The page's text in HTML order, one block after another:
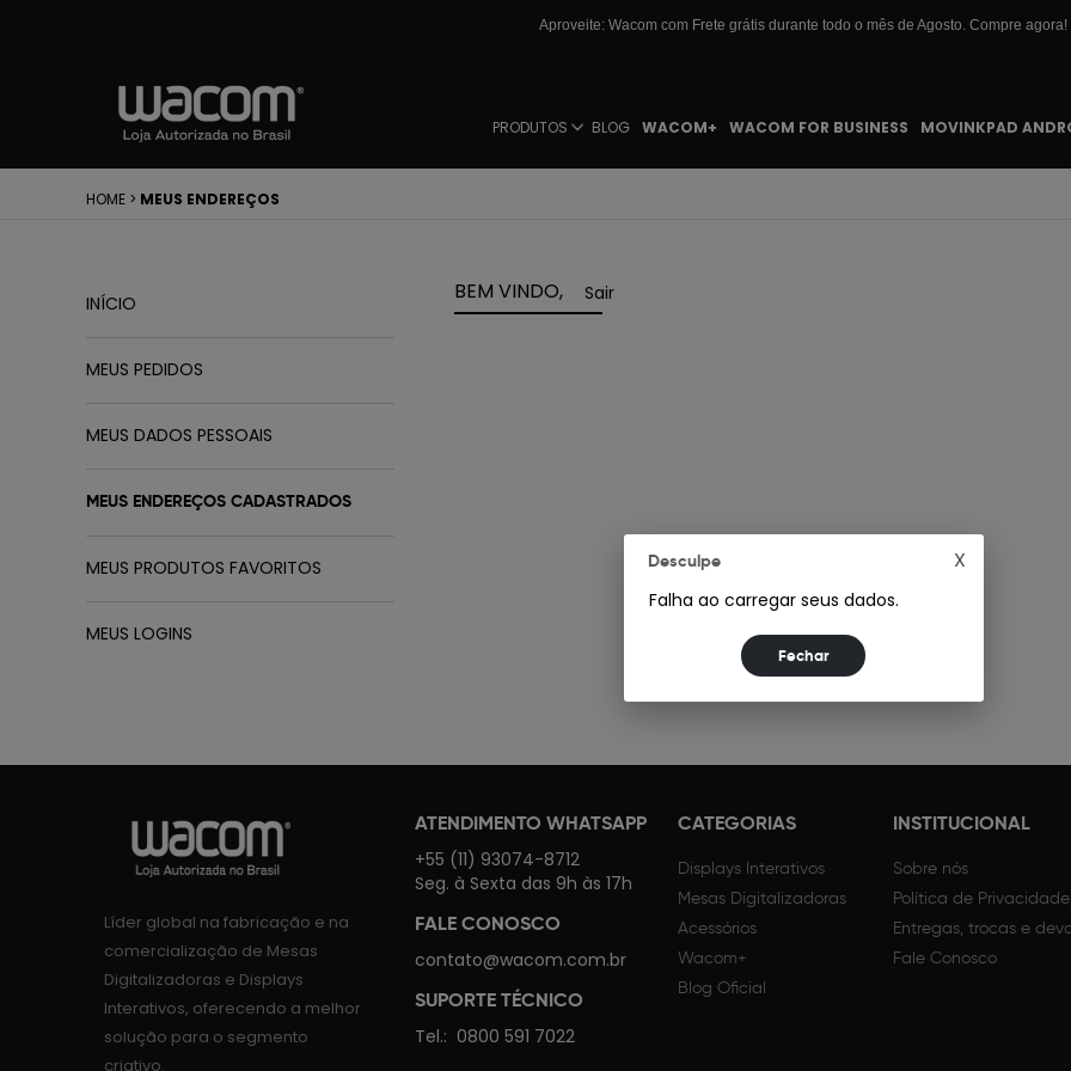
Aproveite: Wacom com Frete grátis durante todo o mês de Agosto. Compre agora!
PRODUTOS BLOG WACOM+ WACOM FOR BUSINESS MOVINKPAD
HOME > MEUS ENDEREÇOS
INÍCIO
MEUS PEDIDOS
MEUS DADOS PESSOAIS
MEUS ENDEREÇOS CADASTRADOS
MEUS PRODUTOS FAVORITOS
MEUS LOGINS
BEM VINDO, Sair
Líder global na fabricação e na
comercialização de Mesas
Digitalizadoras e Displays
Interativos, oferecendo a melhor
solução para o segmento
criativo.
ATENDIMENTO WHATSAPP
+55 (11) 93074-8712
Seg. à Sexta das 9h às 17h
FALE CONOSCO
contato@wacom.com.br
SUPORTE TÉCNICO
Tel.: 0800 591 7022
CATEGORIAS
Displays Interativos
Mesas Digitalizadoras
Acessórios
Wacom+
Blog Oficial
INSTITUCIONAL
Sobre nós
Política de Privacidade
Entregas, trocas e
Fale Conosco
Desculpe
Falha ao carregar seus dados.
X